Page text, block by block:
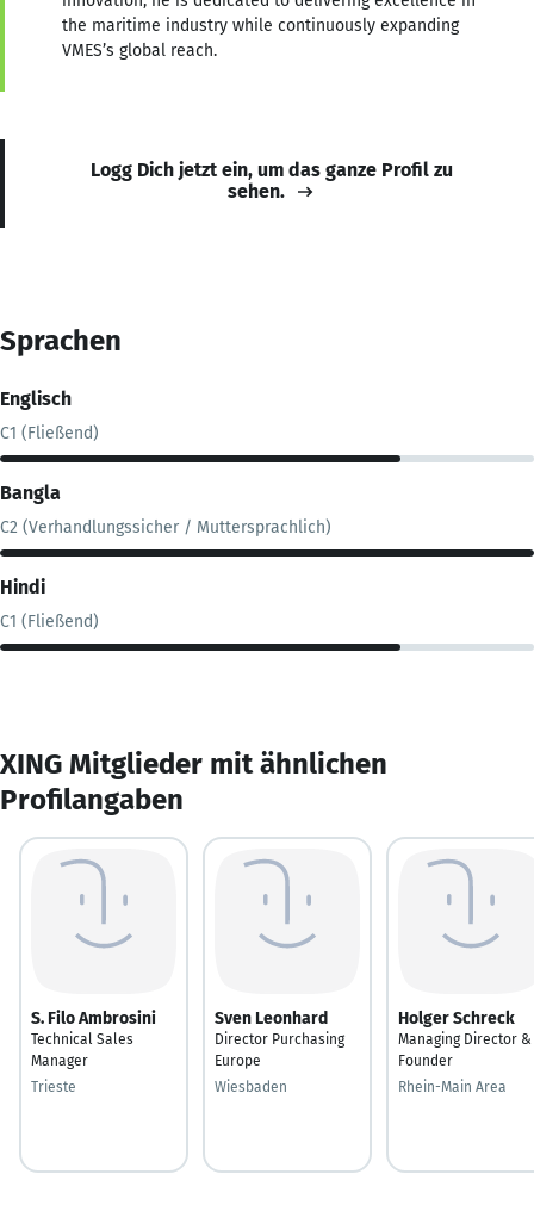
the maritime industry while continuously expanding
VMES’s global reach.
Logg Dich jetzt ein, um das ganze Profil zu
sehen.
Sprachen
Englisch
C1 (Fließend)
Bangla
C2 (Verhandlungssicher / Muttersprachlich)
Hindi
C1 (Fließend)
XING Mitglieder mit ähnlichen
Profilangaben
S. Filo Ambrosini
Technical Sales
Manager
Trieste
Sven Leonhard
Director Purchasing
Europe
Wiesbaden
Holger Schreck
Managing Director &
Founder
Rhein-Main Area